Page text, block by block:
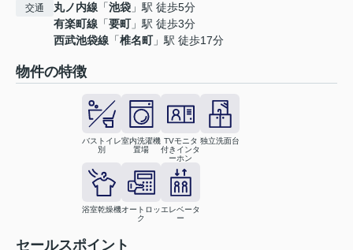
交通 丸ノ内線 「池袋 」駅 徒歩5分
有楽町線 「要町」駅 徒歩3分
西武池袋線 「椎名町」駅 徒歩17分
物件の特徴
バストイレ
別
室内洗濯機
置場
TVモニタ
付きインタ
ーホン
独立洗面台
浴室乾燥機オートロッ
ク
エレベータ
ー
セールスポイント